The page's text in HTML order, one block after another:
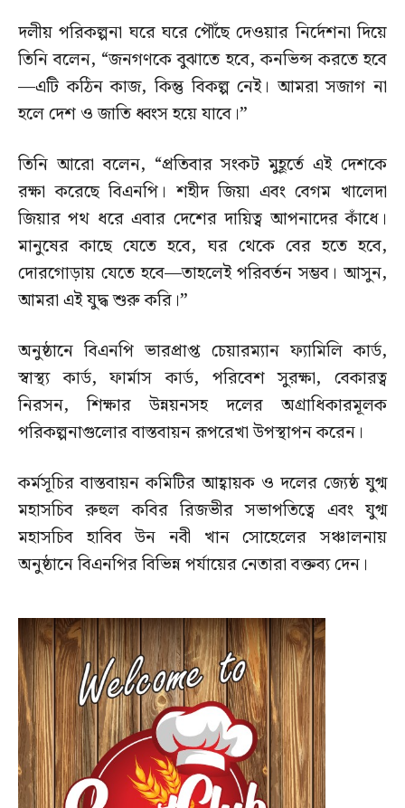
দলীয় পরিকল্পনা ঘরে ঘরে পৌঁছে দেওয়ার নির্দেশনা দিয়ে
তিনি বলেন, “জনগণকে বুঝাতে হবে, কনভিন্স করতে হবে
—এটি কঠিন কাজ, কিন্তু বিকল্প নেই। আমরা সজাগ না
হলে দেশ ও জাতি ধ্বংস হয়ে যাবে।”
তিনি আরো বলেন, “প্রতিবার সংকট মুহূর্তে এই দেশকে
রক্ষা করেছে বিএনপি। শহীদ জিয়া এবং বেগম খালেদা
জিয়ার পথ ধরে এবার দেশের দায়িত্ব আপনাদের কাঁধে।
মানুষের কাছে যেতে হবে, ঘর থেকে বের হতে হবে,
দোরগোড়ায় যেতে হবে—তাহলেই পরিবর্তন সম্ভব। আসুন,
আমরা এই যুদ্ধ শুরু করি।”
অনুষ্ঠানে বিএনপি ভারপ্রাপ্ত চেয়ারম্যান ফ্যামিলি কার্ড,
স্বাস্থ্য কার্ড, ফার্মাস কার্ড, পরিবেশ সুরক্ষা, বেকারত্ব
নিরসন, শিক্ষার উন্নয়নসহ দলের অগ্রাধিকারমূলক
পরিকল্পনাগুলোর বাস্তবায়ন রূপরেখা উপস্থাপন করেন।
কর্মসূচির বাস্তবায়ন কমিটির আহ্বায়ক ও দলের জ্যেষ্ঠ যুগ্ম
মহাসচিব রুহুল কবির রিজভীর সভাপতিত্বে এবং যুগ্ম
মহাসচিব হাবিব উন নবী খান সোহেলের সঞ্চালনায়
অনুষ্ঠানে বিএনপির বিভিন্ন পর্যায়ের নেতারা বক্তব্য দেন।